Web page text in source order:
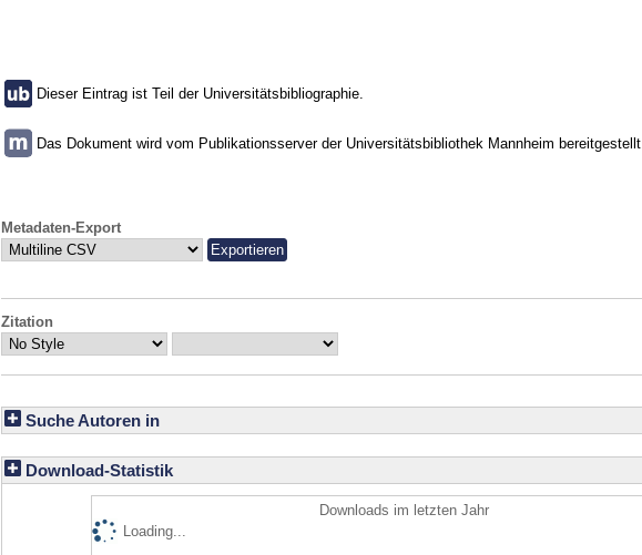
Dieser Eintrag ist Teil der Universitätsbibliographie.
Das Dokument wird vom Publikationsserver der Universitätsbibliothek Mannheim bereitgestellt.
Metadaten-Export
Zitation
Suche Autoren in
Download-Statistik
Downloads im letzten Jahr
Loading...